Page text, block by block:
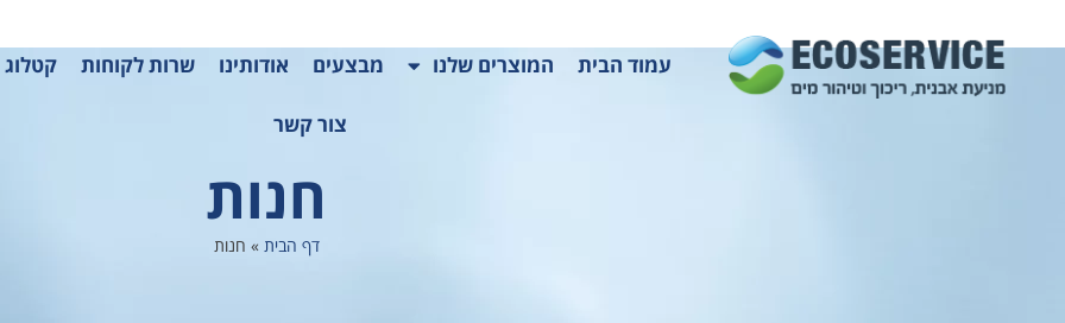
עמוד הבית המוצרים שלנו מבצעים אודותינו שרות לקוחות קטלוג 2025
צור קשר
חנות
דף הבית » חנות